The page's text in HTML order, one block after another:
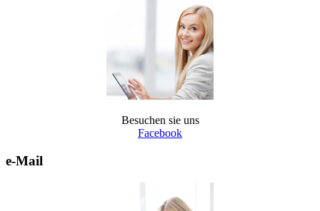
Besuchen sie uns
Facebook
e-Mail